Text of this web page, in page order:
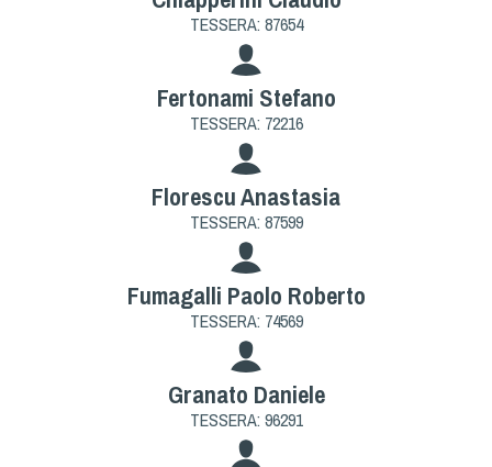
TESSERA: 87654
Fertonami Stefano
TESSERA: 72216
Florescu Anastasia
TESSERA: 87599
Fumagalli Paolo Roberto
TESSERA: 74569
Granato Daniele
TESSERA: 96291